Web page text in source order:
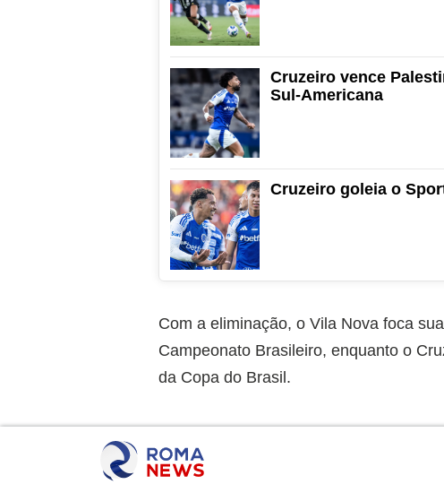
Cruzeiro vence
Sul-Americana
Cruzeiro goleia o
Com a eliminação, o Vila Nova foca
Campeonato Brasileiro, enquanto o
da Copa do Brasil.